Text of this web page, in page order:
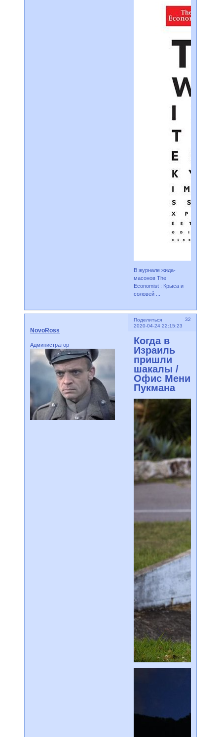
В журнале жида-
масонов The
Economist : Крыса и
соловей ...
Поделиться
32
2020-04-24 22:15:23
NovoRoss
Администратор
Когда в
Израиль
пришли
шакалы /
Офис Мени
Пукмана